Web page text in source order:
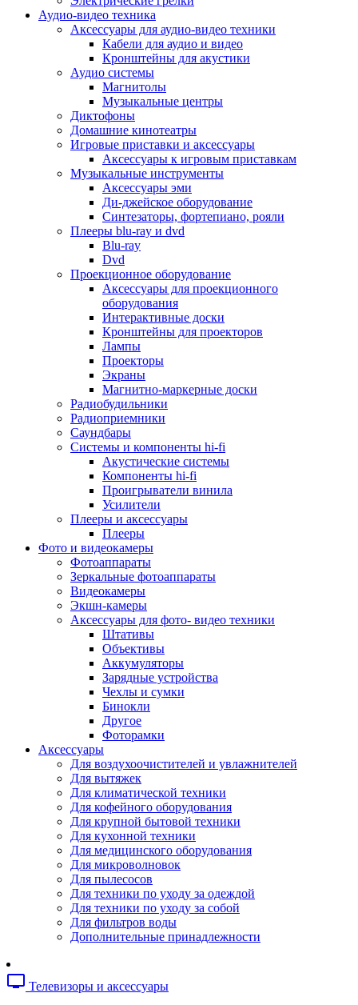
Другое
Фоторамки
Аксессуары
Для воздухоочистителей и
Для вытяжек
Для климатической техники
Для кофейного оборудования
Для крупной бытовой техники
Для кухонной техники
Для медицинского оборудования
Для микроволновок
Для пылесосов
Для техники по уходу за одеждой
Для техники по уходу за собой
Для фильтров воды
Дополнительные принадлежности
Телевизоры и аксессуары
Телевизоры
Аксессуары для телевизоров
Комплекты спутникового тв
Кронштейны и подставки для тв
Приставки smart box
Прочие аксессуары для тв
Пульты ду
Тв антенны
Цифровые тв ресиверы
Профессиональные панели
Смартфоны и планшеты
Смартфоны
Планшетные устройства
Смарт-часы
Сотовые телефоны
Планшеты для рисования
Электронные книги
Аксессуары для смартфонов и планшетов
Внешние аккумуляторы
Гарнитуры для телефонов
Держатели и подставки
Док станции
Зарядные устройства
Защитные стекла для смартфонов
Кабели и шлейфы
Моноподы
Пленки для планшетов
Прочие аксессуары для телефонов
Стилусы
Трекеры
Чехлы для планшетов
Чехлы для смартфонов
Аксессуары для смарт-часов
Аксессуары к планшетам для рисования
Офис
Принтеры лазерные
Принтеры струйные
Принтеры матричные
Мфу лазерные
Мфу струйные
Мфу светодиодные
Портативные принтеры
Принтеры для печати наклеек
Копировальные аппараты
Сканеры
Плоттеры
Ламинаторы
Телефония
Аудио-видео техника
Аксессуары для аудио-видео техники
Кабели для аудио и видео
Кронштейны для акустики
Аудио системы
Магнитолы
Музыкальные центры
Диктофоны
Домашние кинотеатры
Игровые приставки и аксессуары
Аксессуары к игровым приставкам
Музыкальные инструменты
Аксессуары эми
Ди-джейское оборудование
Синтезаторы, фортепиано, рояли
Плееры blu-ray и dvd
Blu-ray
Dvd
Проекционное оборудование
Аксессуары для проекционного
оборудования
Интерактивные доски
Кронштейны для проекторов
Лампы
Проекторы
Экраны
Магнитно-маркерные доски
Радиобудильники
Радиоприемники
Саундбары
Системы и компоненты hi-fi
Акустические системы
Компоненты hi-fi
Проигрыватели винила
Усилители
Плееры и аксессуары
Плееры
Фото и видеокамеры
Фотоаппараты
Зеркальные фотоаппараты
Видеокамеры
Экшн-камеры
Аксессуары для фото- видео техники
Штативы
Объективы
Аккумуляторы
Зарядные устройства
Чехлы и сумки
Бинокли
Другое
Фоторамки
Аксессуары
Для воздухоочистителей и увлажнителей
Для вытяжек
Для климатической техники
Для кофейного оборудования
Для крупной бытовой техники
Для кухонной техники
Для медицинского оборудования
Для микроволновок
Для пылесосов
Для техники по уходу за одеждой
Для техники по уходу за собой
Для фильтров воды
Дополнительные принадлежности
tv Телевизоры и аксессуары